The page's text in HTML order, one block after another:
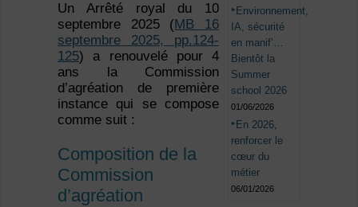
Un Arrêté royal du 10
septembre 2025 ( MB 16
septembre 2025, pp.124-
125) a renouvelé pour 4
ans la Commission
d’agréation de première
instance qui se compose
comme suit :
Composition de la
Commission
d’agréation
Environnement,
IA, sécurité
en manif’…
Bientôt la
Summer
school 2026
01/06/2026
En 2026,
renforcer le
cœur du
métier
06/01/2026